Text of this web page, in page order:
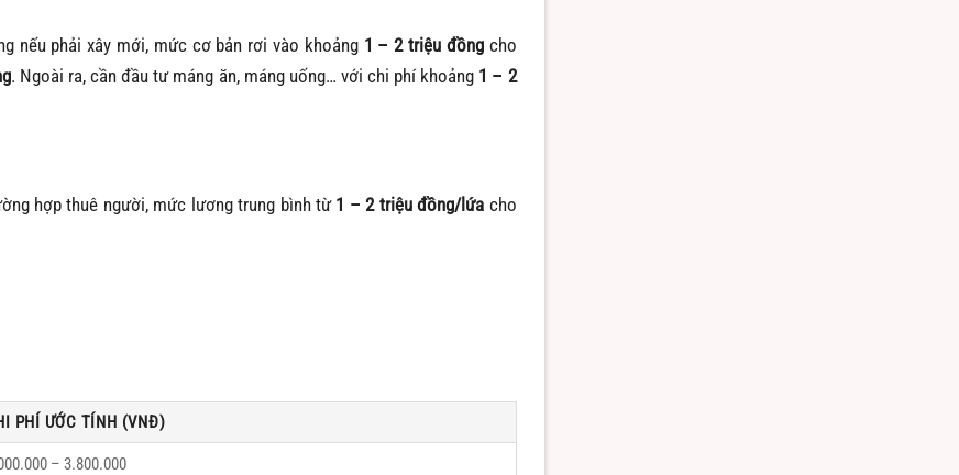
nếu phải xây mới, mức cơ bản rơi vào khoảng 1 – 2 triệu đồngcho
. Ngoài ra, cần đầu tư máng ăn, máng uống… với chi phí khoảng 1 – 2
hợp thuê người, mức lương trung bình từ 1 – 2 triệu đồng/lứa cho
PHÍ ƯỚC TÍNH (VNĐ)
– 3.800.000